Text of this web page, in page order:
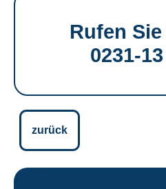
Rufen
0231-
zurück